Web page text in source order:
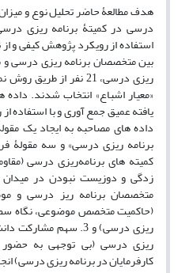
هدف مطالعۀ حاضر تحلیل نوع و
درسی در کمیتۀ برنامه ­ریزی
استفاده از رویکرد پژوهش کیفی و
ریزی درسی، 21 نفر از
«معیار اشباع» انتخاب شدند.
یافته عمیق جمع ­آوری و با استفاده
داده­ های مصاحبه به ایجاد یک
متخصصان برنامه ­ریز درسی و
ریزی درسی (بی­ توجهی به
کارفرمایان در برنامه ­ریزی درسی)